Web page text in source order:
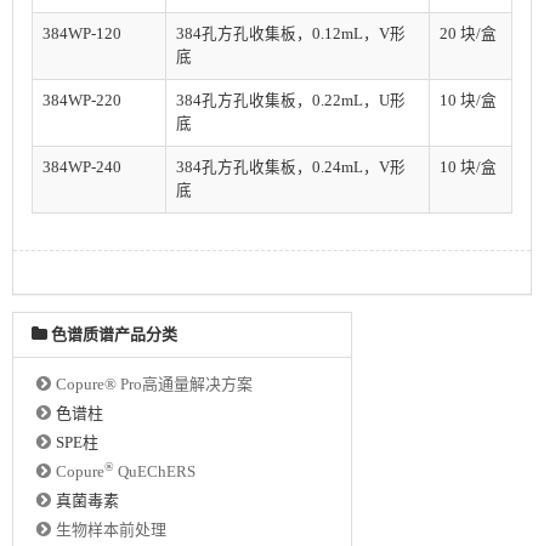
384WP-120
384孔方孔收集板，0.12mL，V形
底
20 块/盒
384WP-220
384孔方孔收集板，0.22mL，U形
底
10 块/盒
384WP-240
384孔方孔收集板，0.24mL，V形
底
10 块/盒
色谱质谱产品分类
Copure® Pro高通量解决方案
色谱柱
SPE柱
Copure® QuEChERS
真菌毒素
生物样本前处理